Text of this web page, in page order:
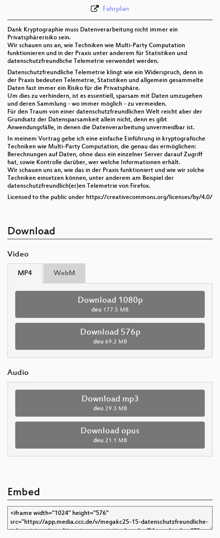
Fahrplan
Dank Kryptographie muss Datenverarbeitung nicht immer ein
Privatsphärerisiko sein.
Wir schauen uns an, wie Techniken wie Multi-Party Computation
funktionieren und in der Praxis unter anderem für Statistiken und
datenschutzfreundliche Telemetrie verwendet werden.
Datenschutzfreundliche Telemetrie klingt wie ein Widerspruch, denn in
der Praxis bedeuten Telemetrie, Statistiken und allgemein gesammelte
Daten fast immer ein Risiko für die Privatsphäre.
Um dies zu verhindern, ist es essentiell, sparsam mit Daten umzugehen
und deren Sammlung - wo immer möglich - zu vermeiden.
Für den Traum von einer datenschutzfreundlichen Welt reicht aber der
Grundsatz der Datensparsamkeit allein nicht, denn es gibt
Anwendungsfälle, in denen die Datenverarbeitung unvermeidbar ist.
In meinem Vortrag gebe ich eine einfache Einführung in kryptografische
Techniken wie Multi-Party Computation, die genau das ermöglichen:
Berechnungen auf Daten, ohne dass ein einzelner Server darauf Zugriff
hat, sowie Kontrolle darüber, wer welche Informationen erhält.
Wir schauen uns an, wie das in der Praxis funktioniert und wie wir solche
Techniken einsetzen können, unter anderem am Beispiel der
datenschutzfreundlich(er)en Telemetrie von Firefox.
Licensed to the public under https://creativecommons.org/licenses/by/4.0/
Download
Video
MP4 WebM
Download 1080p
deu 177.5 MB
Download 576p
deu 69.2 MB
Audio
Download mp3
deu 29.3 MB
Download opus
deu 21.1 MB
Embed